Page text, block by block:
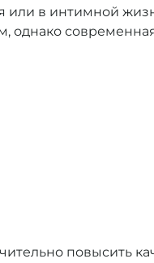
в интимной
однако
повысить